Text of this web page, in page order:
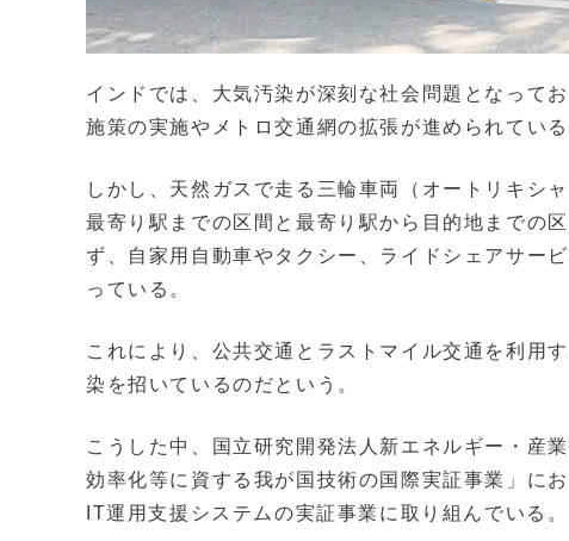
インドでは、大気汚染が深刻な社会問題となって
施策の実施やメトロ交通網の拡張が進められている
しかし、天然ガスで走る三輪車両（オートリキシ
最寄り駅までの区間と最寄り駅から目的地までの
ず、自家用自動車やタクシー、ライドシェアサー
っている。
これにより、公共交通とラストマイル交通を利用
染を招いているのだという。
こうした中、国立研究開発法人新エネルギー・産
効率化等に資する我が国技術の国際実証事業」に
IT運用支援システムの実証事業に取り組んでいる。